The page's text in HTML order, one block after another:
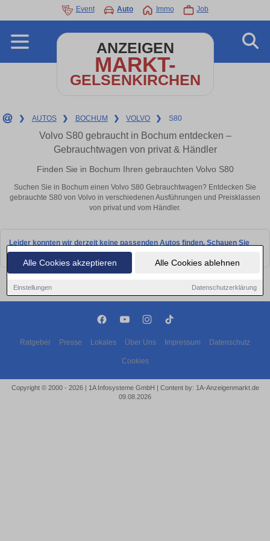
Alle Cookies akzeptieren Alle Cookies ablehnen
Einstellungen Datenschutzerklärung
Event Auto Immo Job
ANZEIGEN
MARKT-
GELSENKIRCHEN
❯ AUTOS ❯ BOCHUM ❯ VOLVO ❯ S80
Volvo S80 gebraucht in Bochum entdecken –
Gebrauchtwagen von privat & Händler
Finden Sie in Bochum Ihren gebrauchten Volvo S80
Suchen Sie in Bochum einen Volvo S80 Gebrauchtwagen? Entdecken Sie
gebrauchte S80 von Volvo in verschiedenen Ausführungen und Preisklassen
von privat und vom Händler.
Leider konnten wir derzeit keine passenden Autos finden. Schauen Sie
bald wieder vorbei!
Ratgeber Presse Lokales Über Uns Impressum Datenschutz
Cookies
Copyright © 2000 - 2026 | 1A Infosysteme GmbH | Content by: 1A-Anzeigenmarkt.de
09.08.2026